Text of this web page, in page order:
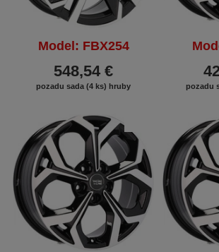
Model: FBX254
548,54 €
pozadu sada (4 ks) hruby pozadu